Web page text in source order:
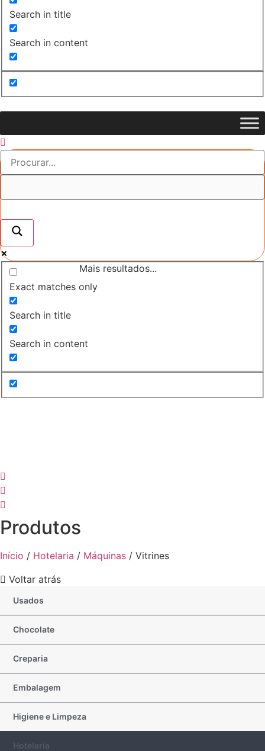
Search in title
Search in content
Mais resultados...
Exact matches only
Search in title
Search in content
Produtos
Início / Hotelaria / Máquinas / Vitrines
Voltar atrás
Usados
Chocolate
Creparia
Embalagem
Higiene e Limpeza
Hotelaria